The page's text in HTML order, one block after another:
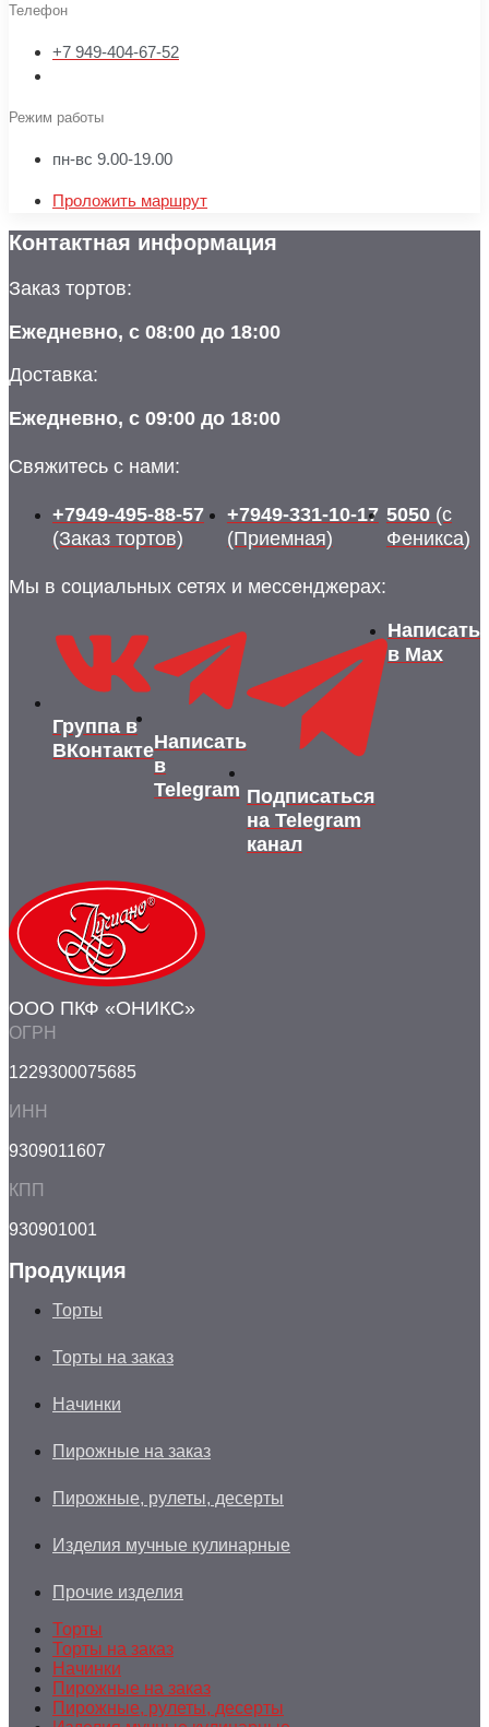
Телефон
+7 949-404-67-52
Режим работы
пн-вс 9.00-19.00
Проложить маршрут
Контактная информация
Заказ тортов:
Ежедневно, с 08:00 до 18:00
Доставка:
Ежедневно, с 09:00 до 18:00
Свяжитесь с нами:
+7949-495-88-57
(Заказ тортов)
+7949-331-10-17
(Приемная)
5050 (с
Феникса)
Мы в социальных сетях и мессенджерах:
Группа в
ВКонтактеНаписать
в
Telegram Подписаться
на Telegram
канал
Написать
в Max
ООО ПКФ «ОНИКС»
ОГРН
1229300075685
ИНН
9309011607
КПП
930901001
Продукция
Торты
Торты на заказ
Начинки
Пирожные на заказ
Пирожные, рулеты, десерты
Изделия мучные кулинарные
Прочие изделия
Торты
Торты на заказ
Начинки
Пирожные на заказ
Пирожные, рулеты, десерты